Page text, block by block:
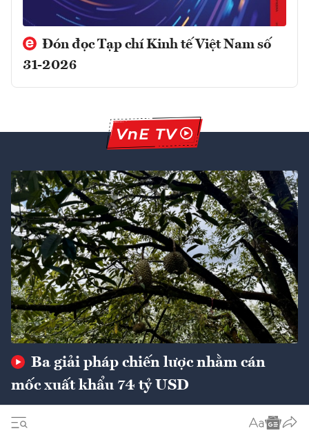
Đón đọc Tạp chí Kinh tế Việt Nam số
31-2026
Ba giải pháp chiến lược nhằm cán
mốc xuất khẩu 74 tỷ USD